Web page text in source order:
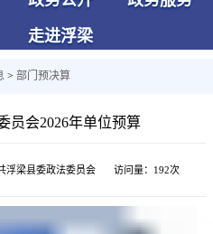
走进浮梁
> 部门预决算
员会2026年单位预算
浮梁县委政法委员会 访问量： 192次